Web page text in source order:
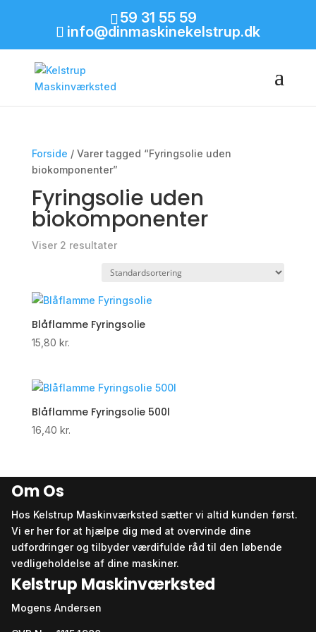
59 31 55 59
info@dinmaskinekelstrup.dk
Forside / Varer tagged “Fyringsolie uden
biokomponenter”
Fyringsolie uden
biokomponenter
Viser 2 resultater
Blåflamme Fyringsolie
15,80 kr.
Blåflamme Fyringsolie 500l
16,40 kr.
Om Os
Hos Kelstrup Maskinværksted sætter vi altid kunden først.
Vi er her for at hjælpe dig med at overvinde dine
udfordringer og tilbyder værdifulde råd til den løbende
vedligeholdelse af dine maskiner.
Kelstrup Maskinværksted
Mogens Andersen